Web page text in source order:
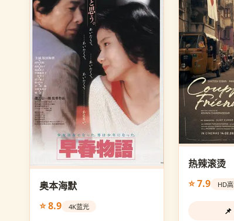
奥本海默
⭐ 8.9
4K蓝光
热辣滚烫
⭐ 7.9
HD